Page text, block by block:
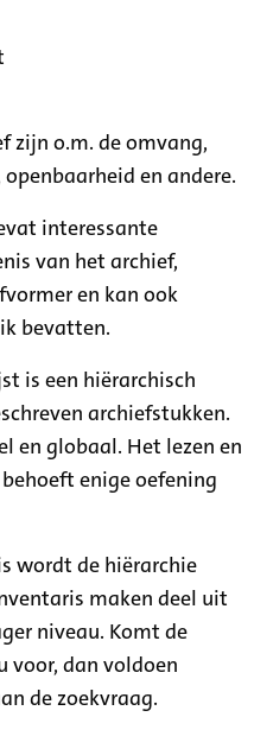
zijn o.m. de omvang,
en andere.
interessante
van het archief,
en kan ook
bevatten.
is een hiërarchisch
archiefstukken.
en globaal. Het lezen en
enige oefening
wordt de hiërarchie
maken deel uit
niveau. Komt de
voor, dan voldoen
de zoekvraag.